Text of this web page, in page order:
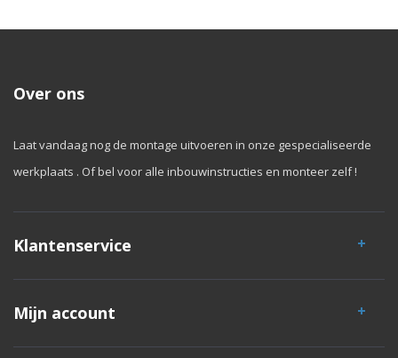
Over ons
Laat vandaag nog de montage uitvoeren in onze gespecialiseerde
werkplaats . Of bel voor alle inbouwinstructies en monteer zelf !
Klantenservice
Mijn account